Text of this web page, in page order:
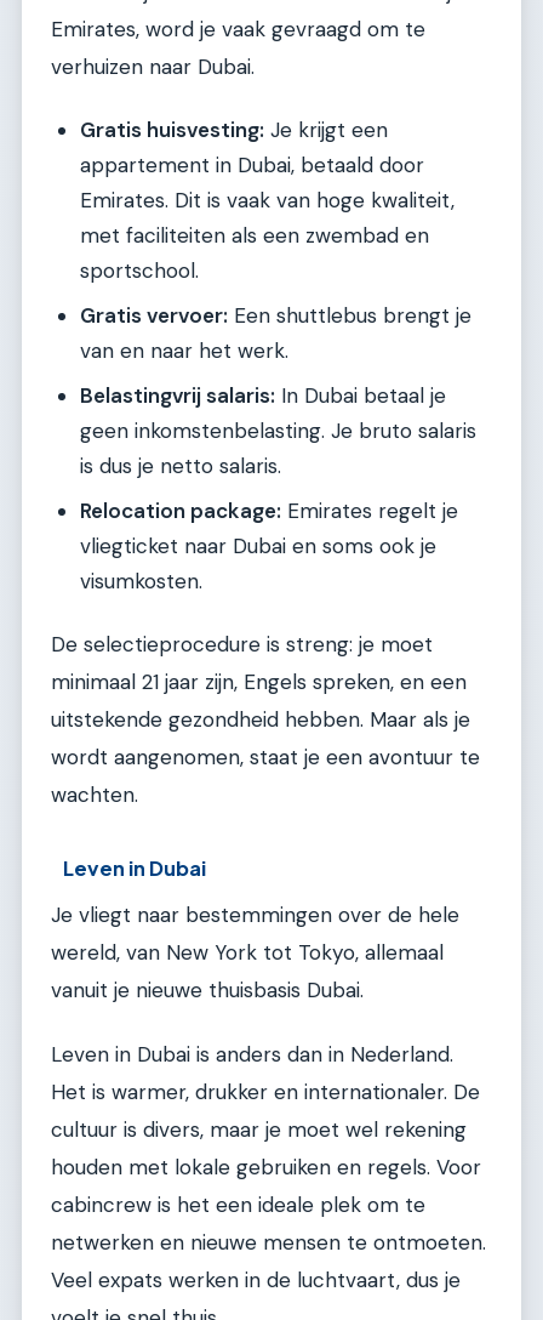
Emirates, word je vaak gevraagd om te
verhuizen naar Dubai.
Gratis huisvesting: Je krijgt een
appartement in Dubai, betaald door
Emirates. Dit is vaak van hoge kwaliteit,
met faciliteiten als een zwembad en
sportschool.
Gratis vervoer: Een shuttlebus brengt je
van en naar het werk.
Belastingvrij salaris: In Dubai betaal je
geen inkomstenbelasting. Je bruto salaris
is dus je netto salaris.
Relocation package: Emirates regelt je
vliegticket naar Dubai en soms ook je
visumkosten.
De selectieprocedure is streng: je moet
minimaal 21 jaar zijn, Engels spreken, en een
uitstekende gezondheid hebben. Maar als je
wordt aangenomen, staat je een avontuur te
wachten.
Leven in Dubai
Je vliegt naar bestemmingen over de hele
wereld, van New York tot Tokyo, allemaal
vanuit je nieuwe thuisbasis Dubai.
Leven in Dubai is anders dan in Nederland.
Het is warmer, drukker en internationaler. De
cultuur is divers, maar je moet wel rekening
houden met lokale gebruiken en regels. Voor
cabincrew is het een ideale plek om te
netwerken en nieuwe mensen te ontmoeten.
Veel expats werken in de luchtvaart, dus je